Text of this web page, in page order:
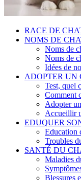
RACE DE
NOMS DE
Noms de
Noms de
Idées de
ADOPTER UN
Test, quel
Comment
Adopter
Accueillir
EDUQUER
Education
Troubles
SANTÉ DU
Maladies
Blessures